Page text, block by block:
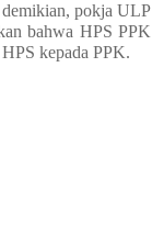
demikian, pokja ULP
bahwa HPS PPK
kepada PPK.